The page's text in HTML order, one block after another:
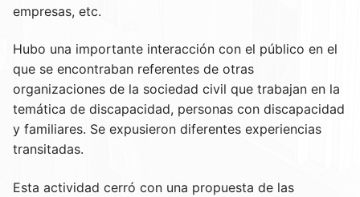
empresas, etc.
Hubo una importante interacción con el público en el
que se encontraban referentes de otras
organizaciones de la sociedad civil que trabajan en la
temática de discapacidad, personas con discapacidad
y familiares. Se expusieron diferentes experiencias
transitadas.
Esta actividad cerró con una propuesta de las